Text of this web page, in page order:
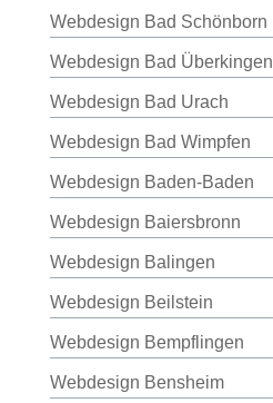
Webdesign Bad Schönborn
Webdesign Bad Überkingen
Webdesign Bad Urach
Webdesign Bad Wimpfen
Webdesign Baden-Baden
Webdesign Baiersbronn
Webdesign Balingen
Webdesign Beilstein
Webdesign Bempflingen
Webdesign Bensheim